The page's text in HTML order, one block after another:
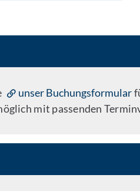
unser Buchungsformular
mit passenden